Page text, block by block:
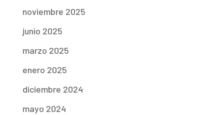
noviembre 2025
junio 2025
marzo 2025
enero 2025
diciembre 2024
mayo 2024